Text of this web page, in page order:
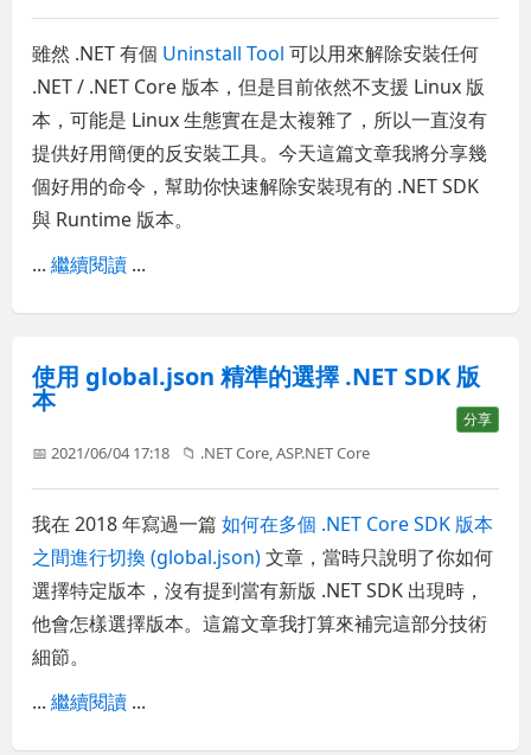
雖然 .NET 有個 Uninstall Tool 可以用來解除安裝任何
.NET / .NET Core 版本，但是目前依然不支援 Linux 版
本，可能是 Linux 生態實在是太複雜了，所以一直沒有
提供好用簡便的反安裝工具。今天這篇文章我將分享幾
個好用的命令，幫助你快速解除安裝現有的 .NET SDK
與 Runtime 版本。
...繼續閱讀 ...
使用 global.json 精準的選擇 .NET SDK 版
本
分享
📅 2021/06/04 17:18 📁 .NET Core ,ASP.NET Core
我在 2018 年寫過一篇如何在多個 .NET Core SDK 版本
之間進行切換 (global.json)文章，當時只說明了你如何
選擇特定版本，沒有提到當有新版 .NET SDK 出現時，
他會怎樣選擇版本。這篇文章我打算來補完這部分技術
細節。
...繼續閱讀 ...